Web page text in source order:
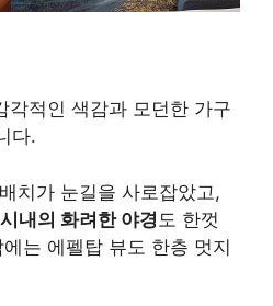
각적인 색감과 모던한 가구
다.
치가 눈길을 사로잡았고,
내의 화려한 야경 도 한껏
는 에펠탑 뷰도 한층 멋지